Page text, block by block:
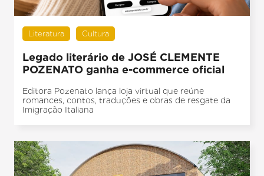
Literatura Cultura
Legado literário de JOSÉ CLEMENTE
POZENATO ganha e-commerce oficial
Editora Pozenato lança loja virtual que reúne
romances, contos, traduções e obras de resgate da
Imigração Italiana